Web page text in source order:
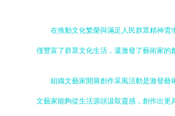
在推動文化繁榮與滿足人民群眾精神需
僅豐富了群眾文化生活，還激發了藝術家的
組織文藝家開展創作采風活動是激發藝
文藝家能夠從生活源頭汲取靈感，創作出